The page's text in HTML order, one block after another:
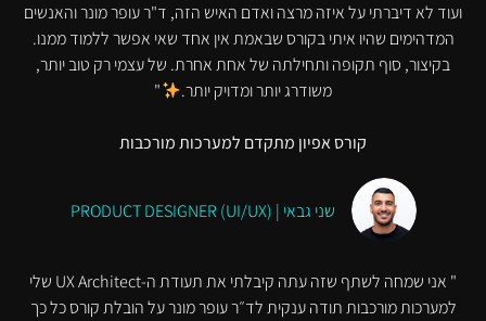
ועוד לא דיברתי על איזה מרצה ואדם האיש הזה, ד"ר עופר מונר והאנשים
המדהימים שהיו איתי בקורס שבאמת אין אחד שאי אפשר ללמוד ממנו.
בקיצור, סוף תקופה ותחילתה של אחת אחרת. של עצמי רק טוב יותר,
משודרג יותר ומדויק יותר.
"
קורס אפיון מתקדם למערכות מורכבות
שני גבאי | PRODUCT DESIGNER (UI/UX)
" אני שמחה לשתף שזה עתה קיבלתי את תעודת ה-UX Architect שלי
למערכות מורכבות תודה ענקית לד״ר עופר מונר על הובלת קורס כל כך